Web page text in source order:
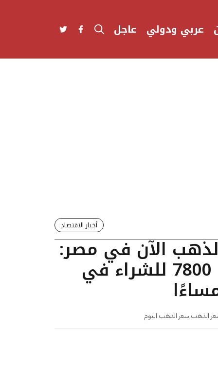
عربي ودولي عاجل
أخبار الاقتصاد
الآن في مصر:
عيار 24 يسجل 7800 للشراء في
الذهب,سعر الذهب اليوم